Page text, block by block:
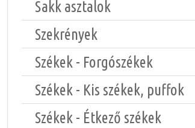
Sakk asztalok
Szekrények
Székek - Forgószékek
Székek - Kis székek, puffok
Székek - Étkező székek